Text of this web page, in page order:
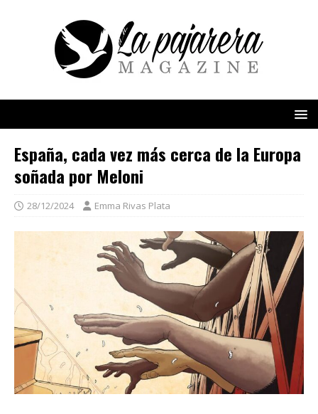
España, cada vez más cerca de la Europa
soñada por Meloni
28/12/2024 Emma Rivas Plata